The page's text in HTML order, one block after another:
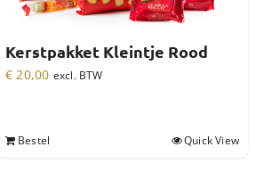
Kerstpakket Kleintje Rood
€ 20,00 excl. BTW
Bestel Quick View